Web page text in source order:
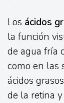
Los ácidos
la función
de agua fría
como en las
ácidos
de la retina